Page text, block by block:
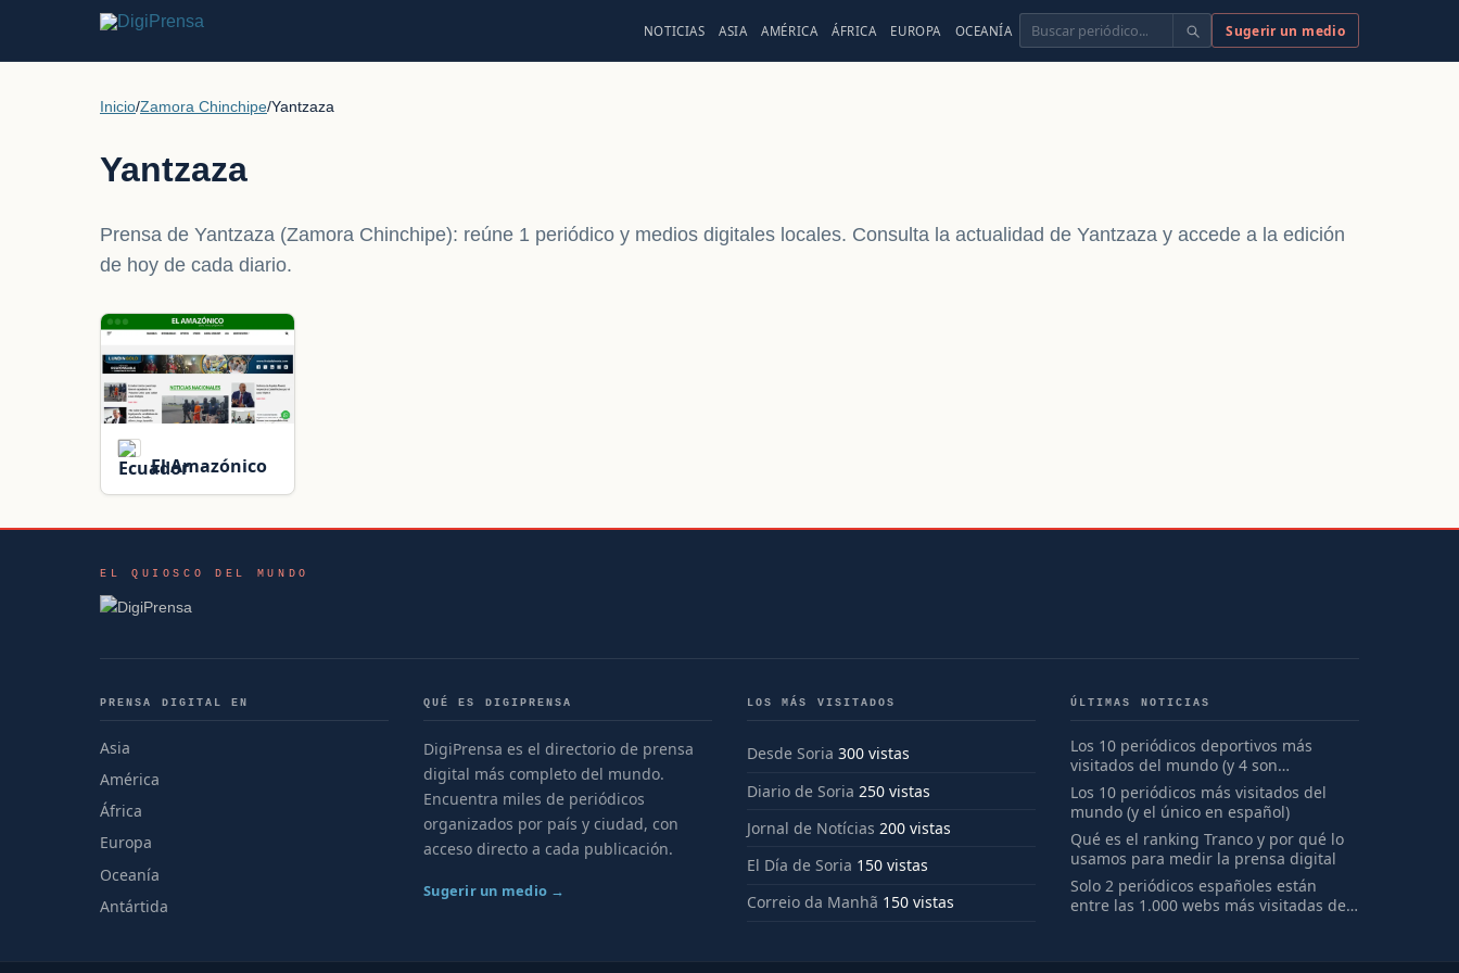
NOTICIAS ASIA AMÉRICA ÁFRICA EUROPA OCEANÍA Buscar Sugerir un medio
Inicio/Zamora Chinchipe/Yantzaza
Yantzaza
Prensa de Yantzaza (Zamora Chinchipe): reúne 1 periódico y medios digitales locales. Consulta la actualidad de Yantzaza y accede a la edición
de hoy de cada diario.
El Amazónico
EL QUIOSCO DEL MUNDO
PRENSA DIGITAL EN
Asia
América
África
Europa
Oceanía
Antártida
QUÉ ES DIGIPRENSA
DigiPrensa es el directorio de prensa
digital más completo del mundo.
Encuentra miles de periódicos
organizados por país y ciudad, con
acceso directo a cada publicación.
Sugerir un medio →
LOS MÁS VISITADOS
Desde Soria 300 vistas
Diario de Soria 250 vistas
Jornal de Notícias 200 vistas
El Día de Soria 150 vistas
Correio da Manhã 150 vistas
ÚLTIMAS NOTICIAS
Los 10 periódicos deportivos más
visitados del mundo (y 4 son
españoles)
Los 10 periódicos más visitados del
mundo (y el único en español)
Qué es el ranking Tranco y por qué lo
usamos para medir la prensa digital
Solo 2 periódicos españoles están
entre las 1.000 webs más visitadas del